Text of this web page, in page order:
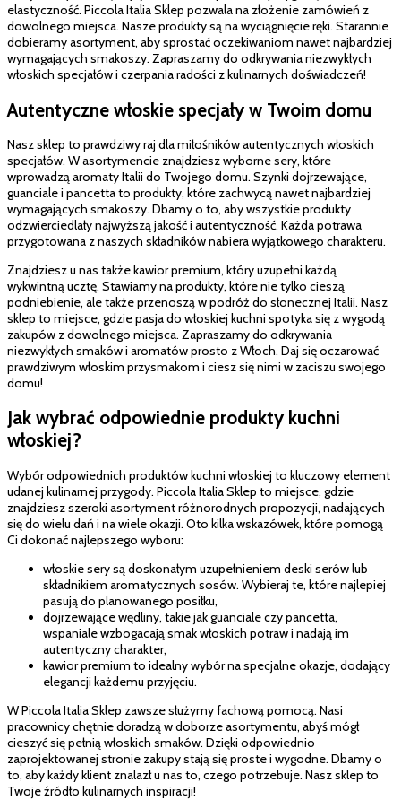
elastyczność. Piccola Italia Sklep pozwala na złożenie zamówień z
dowolnego miejsca. Nasze produkty są na wyciągnięcie ręki. Starannie
dobieramy asortyment, aby sprostać oczekiwaniom nawet najbardziej
wymagających smakoszy. Zapraszamy do odkrywania niezwykłych
włoskich specjałów i czerpania radości z kulinarnych doświadczeń!
Autentyczne włoskie specjały w Twoim domu
Nasz sklep to prawdziwy raj dla miłośników autentycznych włoskich
specjałów. W asortymencie znajdziesz wyborne sery, które
wprowadzą aromaty Italii do Twojego domu. Szynki dojrzewające,
guanciale i pancetta to produkty, które zachwycą nawet najbardziej
wymagających smakoszy. Dbamy o to, aby wszystkie produkty
odzwierciedlały najwyższą jakość i autentyczność. Każda potrawa
przygotowana z naszych składników nabiera wyjątkowego charakteru.
Znajdziesz u nas także kawior premium, który uzupełni każdą
wykwintną ucztę. Stawiamy na produkty, które nie tylko cieszą
podniebienie, ale także przenoszą w podróż do słonecznej Italii. Nasz
sklep to miejsce, gdzie pasja do włoskiej kuchni spotyka się z wygodą
zakupów z dowolnego miejsca. Zapraszamy do odkrywania
niezwykłych smaków i aromatów prosto z Włoch. Daj się oczarować
prawdziwym włoskim przysmakom i ciesz się nimi w zaciszu swojego
domu!
Jak wybrać odpowiednie produkty kuchni
włoskiej?
Wybór odpowiednich produktów kuchni włoskiej to kluczowy element
udanej kulinarnej przygody. Piccola Italia Sklep to miejsce, gdzie
znajdziesz szeroki asortyment różnorodnych propozycji, nadających
się do wielu dań i na wiele okazji. Oto kilka wskazówek, które pomogą
Ci dokonać najlepszego wyboru:
włoskie sery są doskonałym uzupełnieniem deski serów lub
składnikiem aromatycznych sosów. Wybieraj te, które najlepiej
pasują do planowanego posiłku,
dojrzewające wędliny, takie jak guanciale czy pancetta,
wspaniale wzbogacają smak włoskich potraw i nadają im
autentyczny charakter,
kawior premium to idealny wybór na specjalne okazje, dodający
elegancji każdemu przyjęciu.
W Piccola Italia Sklep zawsze służymy fachową pomocą. Nasi
pracownicy chętnie doradzą w doborze asortymentu, abyś mógł
cieszyć się pełnią włoskich smaków. Dzięki odpowiednio
zaprojektowanej stronie zakupy stają się proste i wygodne. Dbamy o
to, aby każdy klient znalazł u nas to, czego potrzebuje. Nasz sklep to
Twoje źródło kulinarnych inspiracji!